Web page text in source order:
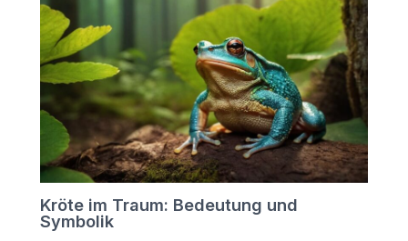
Kröte im Traum: Bedeutung und
Symbolik